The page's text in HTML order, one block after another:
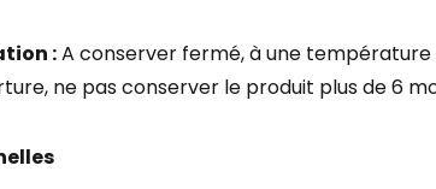
:A conserver fermé, à une température
ne pas conserver le produit plus de 6